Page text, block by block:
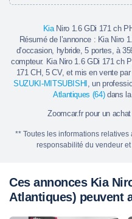
KiaNiro 1.6 GDi 171 ch
Résumé de l’annonce : Kia Niro
d’occasion, hybride, 5 portes, à
compteur. Kia Niro 1.6 GDi 171 ch
171 CH, 5 CV, et mis en vente par
SUZUKI-MITSUBISHI , un
Atlantiques (64) dans
Zoomcar.fr pour un
** Toutes les informations
responsabilité du vendeur
Ces annonces Kia
Atlantiques) peuvent